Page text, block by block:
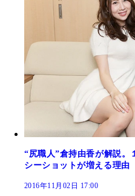
“尻職人”倉持由香が解説。
シーショットが増える理由
2016年11月02日 17:00